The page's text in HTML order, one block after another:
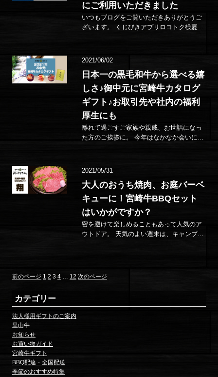
にご利用いただきました
いつもブログをご覧いただきありがとうご
ざいます。 くじびきアプリロコトク様夏の
2021/06/02
日本一の黒毛和牛から選べる嬉
しさ♪御中元に宮崎牛カタログ
ギフト♪お取引先や社内の福利
厚生にも
離れて過ごすご家族や親戚、お世話になっ
た方のご挨拶に。 今年はなかなか会いに行
2021/05/31
大人のおうち焼肉、お庭バーベ
キューに！宮崎牛BBQセット
はいかがですか？
密を避けて楽しめることもあって人気のア
ウトドア。 天気のよい週末は、キャンプや
投
稿
の
ペ
ー
ジ
前のページ 固
ペ
ー
ジ
1 固
ジ
2 固
ジ
3 固
ジ
4 … 固
ジ
12 次のページ
カテゴリー
法人様用ギフトのご案内
里山牛
お知らせ
お買い物ガイド
宮崎牛ギフト
BBQ配達・全国配送
季節のおすすめ特集